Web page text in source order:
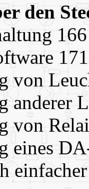
den
166
171
von
anderer
von
eines